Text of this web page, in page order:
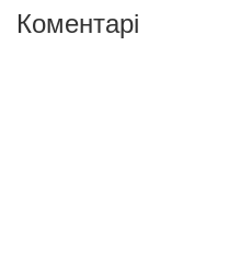
Коментарі